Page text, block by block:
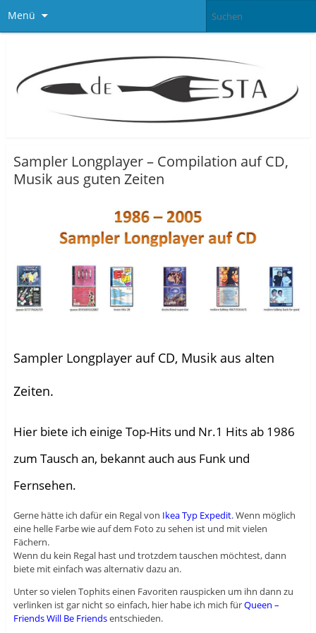
Menü
Sampler Longplayer – Compilation auf CD,
Musik aus guten Zeiten
Sampler Longplayer auf CD, Musik aus alten
Zeiten.
Hier biete ich einige Top-Hits und Nr.1 Hits ab 1986
zum Tausch an, bekannt auch aus Funk und
Fernsehen.
Gerne hätte ich dafür ein Regal von Ikea Typ Expedit. Wenn möglich
eine helle Farbe wie auf dem Foto zu sehen ist und mit vielen
Fächern.
Wenn du kein Regal hast und trotzdem tauschen möchtest, dann
biete mit einfach was alternativ dazu an.
Unter so vielen Tophits einen Favoriten rauspicken um ihn dann zu
verlinken ist gar nicht so einfach, hier habe ich mich fürQueen –
Friends Will Be Friendsentschieden.